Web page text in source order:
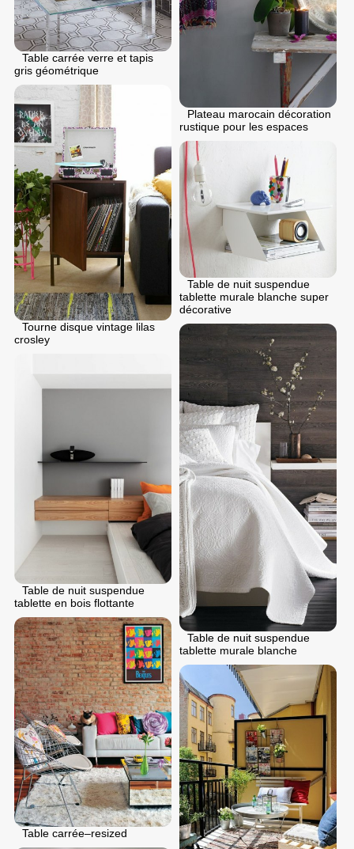
Table carrée verre et tapis
gris géométrique
Plateau marocain décoration
rustique pour les espaces
Tourne disque vintage lilas
crosley
Table de nuit suspendue
tablette murale blanche super
décorative
Table de nuit suspendue
tablette murale blanche
Table de nuit suspendue
tablette en bois flottante
Table carrée–resized